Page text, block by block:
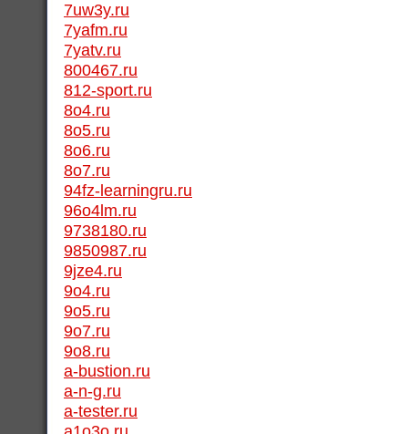
7uw3y.ru
7yafm.ru
7yatv.ru
800467.ru
812-sport.ru
8o4.ru
8o5.ru
8o6.ru
8o7.ru
94fz-learningru.ru
96o4lm.ru
9738180.ru
9850987.ru
9jze4.ru
9o4.ru
9o5.ru
9o7.ru
9o8.ru
a-bustion.ru
a-n-g.ru
a-tester.ru